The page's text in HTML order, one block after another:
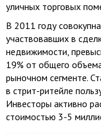
уличных торговых
В 2011 году
участвовавших в
недвижимости,
19% от общего
рыночном сегменте.
в стрит-ритейле
Инвесторы активно
стоимостью 3-5